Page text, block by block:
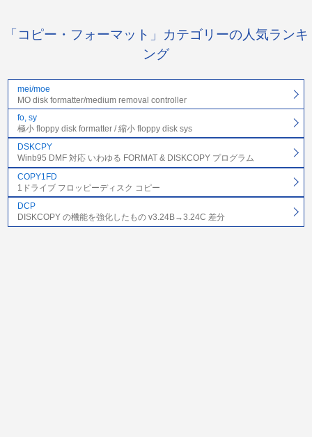
「コピー・フォーマット」カテゴリーの人気ランキ
ング
mei/moe
MO disk formatter/medium removal controller
fo, sy
極小 floppy disk formatter / 縮小 floppy disk sys
DSKCPY
Winb95 DMF 対応 いわゆる FORMAT & DISKCOPY プログラム
COPY1FD
1ドライブ フロッピーディスク コピー
DCP
DISKCOPY の機能を強化したもの v3.24B→3.24C 差分